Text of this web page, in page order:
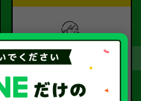
査定のプロが